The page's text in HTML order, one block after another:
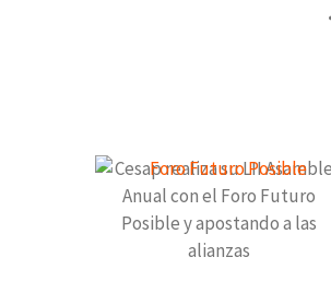
Cesap
realiza
su
LII